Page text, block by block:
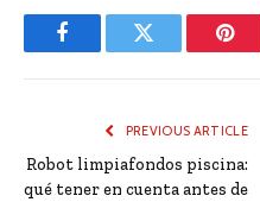
FacebookTwitter
PREVIOUS ARTICLE
Robot limpiafondos piscina:
qué tener en cuenta antes de